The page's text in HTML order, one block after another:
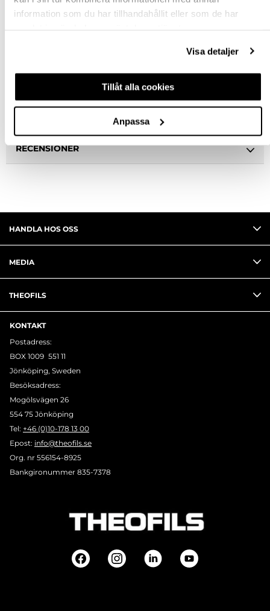
information som du har tillhandahållit eller som de har
Visa detaljer
Tillåt alla cookies
Anpassa
Snabba leveranser
RECENSIONER
HANDLA HOS OSS
MEDIA
THEOFILS
KONTAKT
Postadress:
BOX 1009 551 11
Jönköping, Sweden
Besöksadress:
Mogölsvägen 26
554 75 Jönköping
Tel: +46 (0)10-178 13 00
Epost: info@theofils.se
Org. nr 556154-8925
Bankgironummer 835-7378